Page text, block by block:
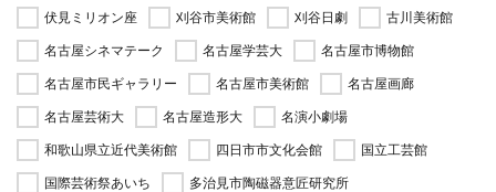
伏見ミリオン座
刈谷市美術館 刈谷日劇
古川美術館
名古屋シネマテーク
名古屋学芸大
名古屋市博物館
名古屋市民ギャラリー
名古屋市美術館
名古屋画廊
名古屋芸術大
名古屋造形大
名演小劇場
和歌山県立近代美術館
四日市市文化会館
国立工芸館
国際芸術祭あいち
多治見市陶磁器意匠研究所